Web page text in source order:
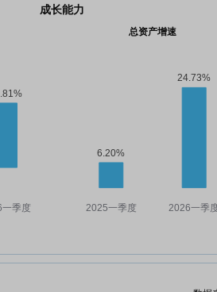
成长能力
总资产增速